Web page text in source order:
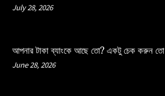
July 28, 2026
আপনার টাকা ব্যাংকে আছে তো? একটু চেক করুন তো
June 28, 2026